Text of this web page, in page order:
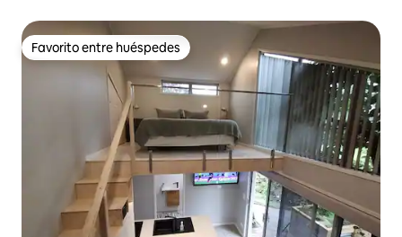
Favorito entre huéspedes
Favorito entre huéspedes